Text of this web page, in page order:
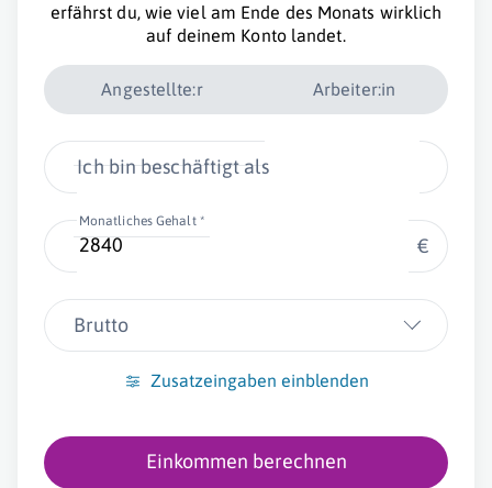
erfährst du, wie viel am Ende des Monats wirklich
auf deinem Konto landet.
Angestellte:r Arbeiter:in
Ich bin beschäftigt als
Monatliches Gehalt *
€
Brutto
Zusatzeingaben einblenden
Einkommen berechnen